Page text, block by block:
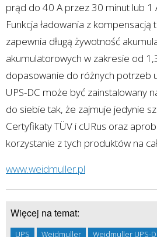
prąd do 40 A przez 30 minut lub 1
Funkcja ładowania z
zapewnia długą żywotność
akumulatorowych w zakresie od
dopasowanie do różnych potrzeb
UPS-DC może być zainstalowany
do siebie tak, że zajmuje jedynie
Certyfikaty TÜV i cURus oraz
korzystanie z tych produktów na
www.weidmuller.pl
Więcej na temat:
UPS Weidmuller Weidmuller UPS-